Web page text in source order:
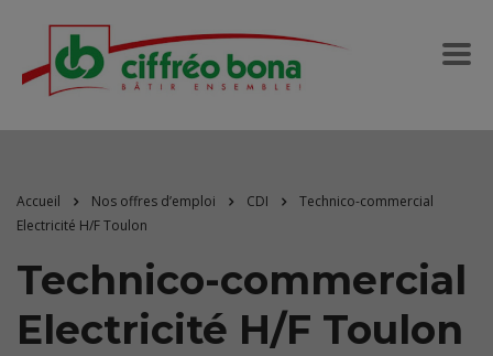
Accueil Nos offres d’emploi CDI
Technico-commercial
Electricité H/F Toulon
Technico-commercial
Electricité H/F Toulon